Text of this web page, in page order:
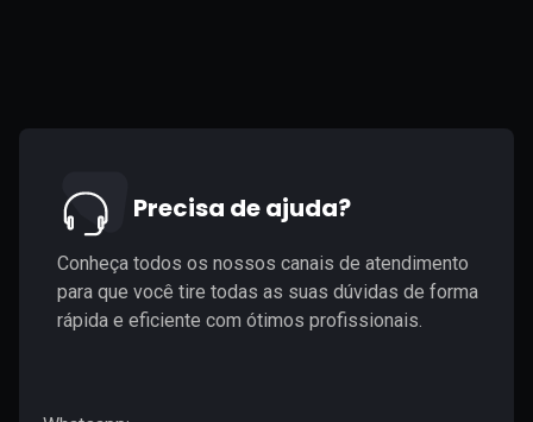
Precisa de ajuda?
Conheça todos os nossos canais de atendimento
para que você tire todas as suas dúvidas de forma
rápida e eficiente com ótimos profissionais.​